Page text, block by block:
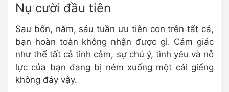
Nụ cười đầu tiên
Sau bốn, năm, sáu tuần ưu tiên con trên tất cả,
bạn hoàn toàn không nhận được gì. Cảm giác
như thể tất cả tình cảm, sự chú ý, tình yêu và nỗ
lực của bạn đang bị ném xuống một cái giếng
không đáy vậy.